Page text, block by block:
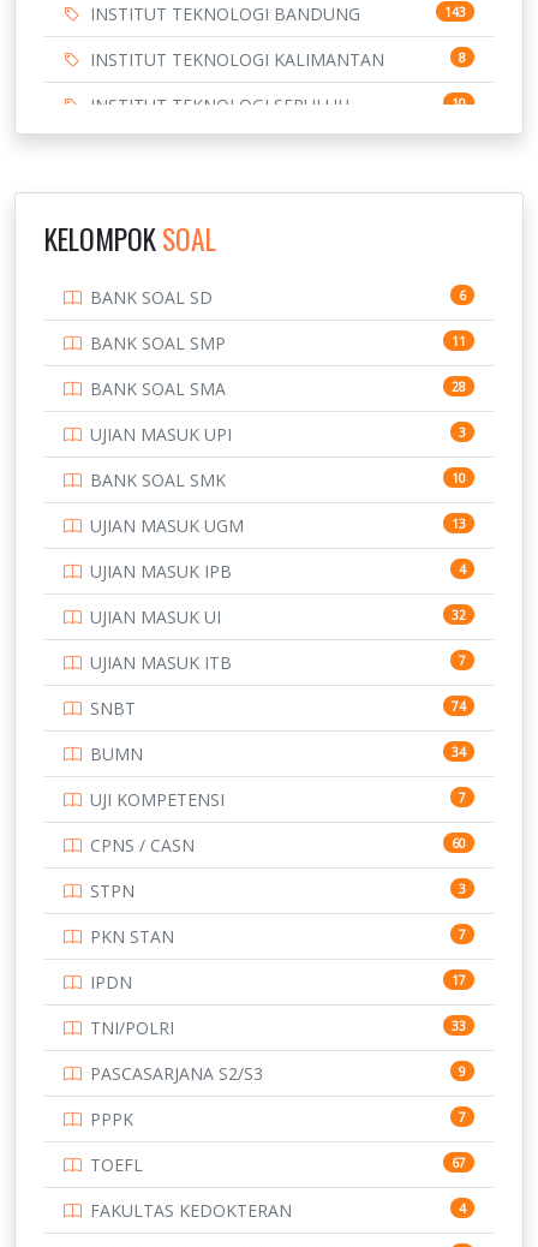
INSTITUT TEKNOLOGI BANDUNG 143
INSTITUT TEKNOLOGI KALIMANTAN 8
INSTITUT TEKNOLOGI SEPULUH
NOVEMBER
10
3
169
7
PTDI STTD 4
133
SMA 146
SMK 231
SMP 134
STIP 2
153
345
UNIVERSITAS AIRLANGGA 15
16
15
15
14
14
UNIVERSITAS CENDRAWASIH 14
15
219
11
KELOMPOKSOAL
BANK SOAL SD 6
BANK SOAL SMP 11
BANK SOAL SMA 28
UJIAN MASUK UPI 3
BANK SOAL SMK 10
UJIAN MASUK UGM 13
UJIAN MASUK IPB 4
UJIAN MASUK UI 32
UJIAN MASUK ITB 7
SNBT 74
BUMN 34
UJI KOMPETENSI 7
CPNS / CASN 60
STPN 3
PKN STAN 7
IPDN 17
TNI/POLRI 33
PASCASARJANA S2/S3 9
PPPK 7
TOEFL 67
FAKULTAS KEDOKTERAN 4